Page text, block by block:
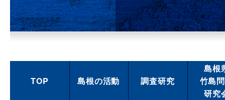
TOP 島根の活動 調査研究
島根
竹島
研究